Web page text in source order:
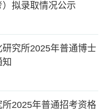
拟录取情况公示
究所2025年普通博士
2025年普通招考资格